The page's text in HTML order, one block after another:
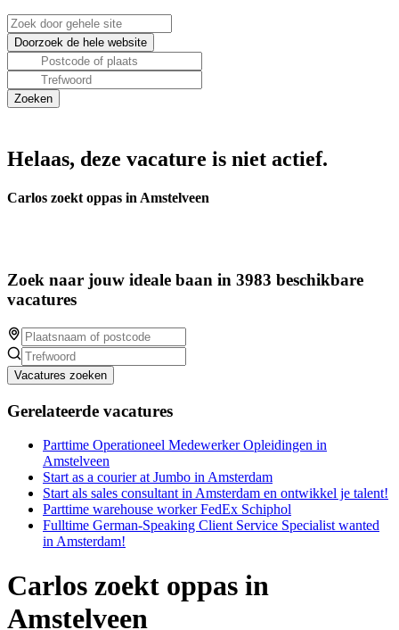
Helaas, deze vacature is niet actief.
Carlos zoekt oppas in Amstelveen
Zoek naar jouw ideale baan in 3983 beschikbare
vacatures
Vacatures zoeken
Gerelateerde vacatures
Parttime Operationeel Medewerker Opleidingen in
Amstelveen
Start as a courier at Jumbo in Amsterdam
Start als sales consultant in Amsterdam en ontwikkel je talent!
Parttime warehouse worker FedEx Schiphol
Fulltime German-Speaking Client Service Specialist wanted
in Amsterdam!
Carlos zoekt oppas in
Amstelveen